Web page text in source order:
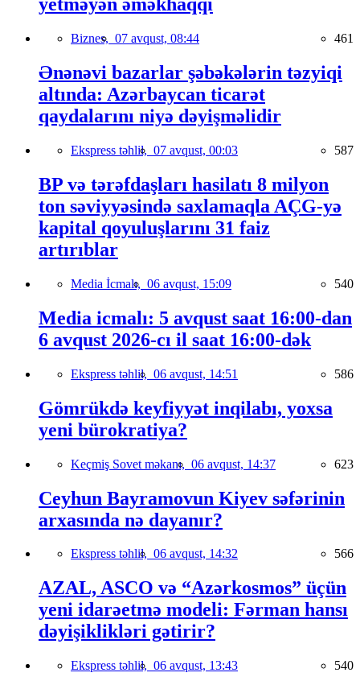
yetməyən əməkhaqqı
Biznes, 07 avqust, 08:44 461
Ənənəvi bazarlar şəbəkələrin təzyiqi
altında: Azərbaycan ticarət
qaydalarını niyə dəyişməlidir
Ekspress təhlil, 07 avqust, 00:03 587
BP və tərəfdaşları hasilatı 8 milyon
ton səviyyəsində saxlamaqla AÇG-yə
kapital qoyuluşlarını 31 faiz
artırıblar
Media İcmalı, 06 avqust, 15:09 540
Media icmalı: 5 avqust saat 16:00-dan
6 avqust 2026-cı il saat 16:00-dək
Ekspress təhlil, 06 avqust, 14:51 586
Gömrükdə keyfiyyət inqilabı, yoxsa
yeni bürokratiya?
Keçmiş Sovet məkanı, 06 avqust, 14:37 623
Ceyhun Bayramovun Kiyev səfərinin
arxasında nə dayanır?
Ekspress təhlil, 06 avqust, 14:32 566
AZAL, ASCO və “Azərkosmos” üçün
yeni idarəetmə modeli: Fərman hansı
dəyişiklikləri gətirir?
Ekspress təhlil, 06 avqust, 13:43 540